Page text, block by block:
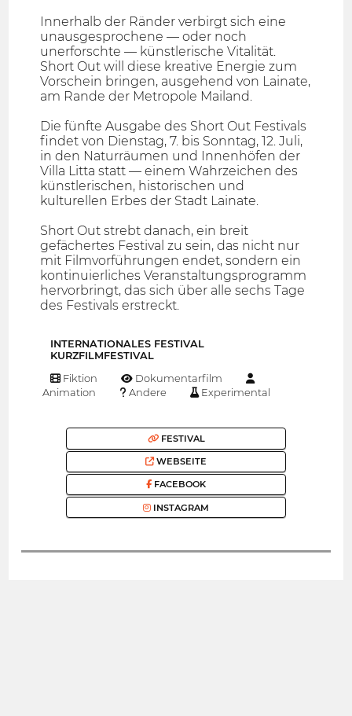
Innerhalb der Ränder verbirgt sich eine
unausgesprochene — oder noch
unerforschte — künstlerische Vitalität.
Short Out will diese kreative Energie zum
Vorschein bringen, ausgehend von Lainate,
am Rande der Metropole Mailand.
Die fünfte Ausgabe des Short Out Festivals
findet von Dienstag, 7. bis Sonntag, 12. Juli,
in den Naturräumen und Innenhöfen der
Villa Litta statt — einem Wahrzeichen des
künstlerischen, historischen und
kulturellen Erbes der Stadt Lainate.
Short Out strebt danach, ein breit
gefächertes Festival zu sein, das nicht nur
mit Filmvorführungen endet, sondern ein
kontinuierliches Veranstaltungsprogramm
hervorbringt, das sich über alle sechs Tage
des Festivals erstreckt.
INTERNATIONALES FESTIVAL
KURZFILMFESTIVAL
Fiktion
Dokumentarfilm
Animation
Andere Experimental
FESTIVAL
WEBSEITE
FACEBOOK
INSTAGRAM